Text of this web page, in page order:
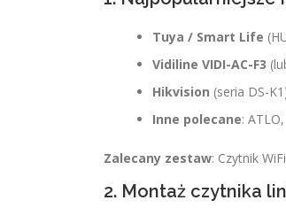
Tuya / Smart Life
Vidiline VIDI-AC-F3
Hikvision (seria DS-
Inne polecane:
Zalecany zestaw: Czytnik
2. Montaż czytnika